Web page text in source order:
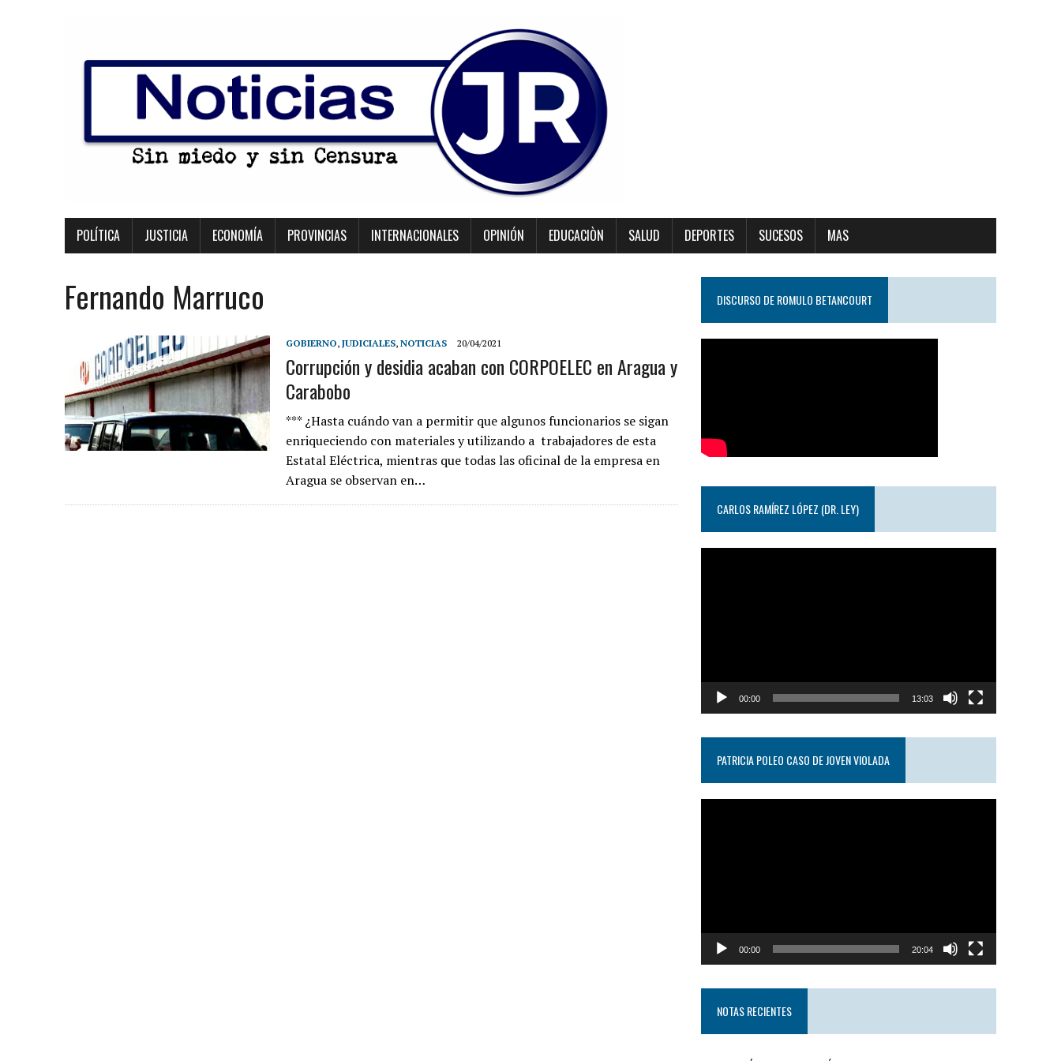
POLÍTICA JUSTICIA ECONOMÍA PROVINCIAS INTERNACIONALES OPINIÓN EDUCACIÒN SALUD DEPORTES SUCESOS MAS
Fernando Marruco
GOBIERNO, JUDICIALES, NOTICIAS 20/04/2021
Corrupción y desidia acaban con CORPOELEC en Aragua y
Carabobo
*** ¿Hasta cuándo van a permitir que algunos funcionarios se sigan
enriqueciendo con materiales y utilizando a trabajadores de esta
Estatal Eléctrica, mientras que todas las oficinal de la empresa en
Aragua se observan en…
DISCURSO DE ROMULO BETANCOURT
CARLOS RAMÍREZ LÓPEZ (DR. LEY)
00:00 13:03
PATRICIA POLEO CASO DE JOVEN VIOLADA
00:00 20:04
NOTAS RECIENTES